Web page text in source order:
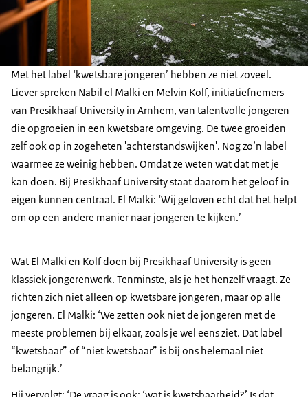
Met het label ‘kwetsbare jongeren’ hebben ze niet zoveel.
Liever spreken Nabil el Malki en Melvin Kolf, initiatiefnemers
van Presikhaaf University in Arnhem, van talentvolle jongeren
die opgroeien in een kwetsbare omgeving. De twee groeiden
zelf ook op in zogeheten 'achterstandswijken'. Nog zo’n label
waarmee ze weinig hebben. Omdat ze weten wat dat met je
kan doen. Bij Presikhaaf University staat daarom het geloof in
eigen kunnen centraal. El Malki: ‘Wij geloven echt dat het helpt
om op een andere manier naar jongeren te kijken.’
Wat El Malki en Kolf doen bij Presikhaaf University is geen
klassiek jongerenwerk. Tenminste, als je het henzelf vraagt. Ze
richten zich niet alleen op kwetsbare jongeren, maar op alle
jongeren. El Malki: ‘We zetten ook niet de jongeren met de
meeste problemen bij elkaar, zoals je wel eens ziet. Dat label
“kwetsbaar” of “niet kwetsbaar” is bij ons helemaal niet
belangrijk.’